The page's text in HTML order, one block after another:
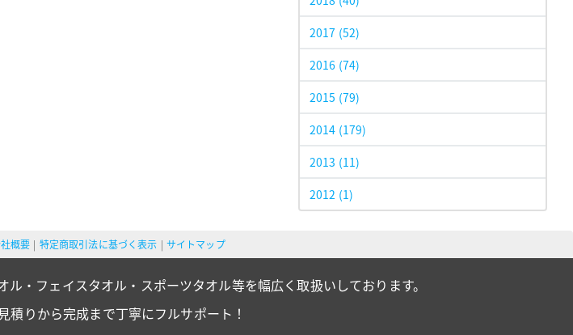
2017 (52)
2016 (74)
2015 (79)
2014 (179)
2013 (11)
2012 (1)
概要 特定商取引法に基づく表示 サイトマップ
・フェイスタオル・スポーツタオル等を幅広く取扱いしております。
りから完成まで丁寧にフルサポート！